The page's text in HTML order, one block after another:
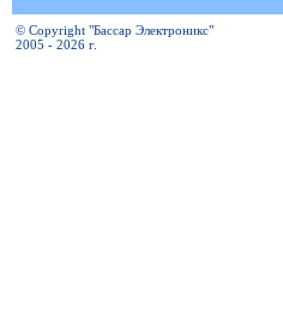
© Copyright "Бассар Электроникс"
2005 - 2026 г.